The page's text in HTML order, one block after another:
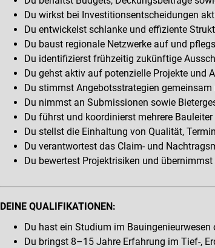
Du wirkst bei Investitionsentscheidungen
Du entwickelst schlanke und effiziente
Du baust regionale Netzwerke auf und
Du identifizierst frühzeitig zukünftige
Du gehst aktiv auf potenzielle Projekte und
Du stimmst Angebotsstrategien
Du nimmst an Submissionen sowie
Du führst und koordinierst mehrere
Du stellst die Einhaltung von Qualität,
Du verantwortest das Claim- und
Du bewertest Projektrisiken und
DEINE QUALIFIKATIONEN:
Du hast ein Studium im
Du bringst 8–15 Jahre Erfahrung im Tief-,